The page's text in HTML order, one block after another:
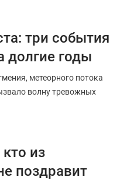
три события
долгие годы
метеорного потока
волну тревожных
из
поздравит